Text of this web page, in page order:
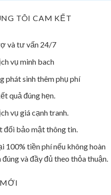
TÔI CAM KẾT
và tư vấn 24/7
vụ minh bach
phát sinh thêm phụ phí
quả đúng hẹn.
vụ giá cạnh tranh.
đối bảo mật thông tin.
100% tiền phí nếu không hoàn
đúng và đầy đủ theo thỏa thuận.